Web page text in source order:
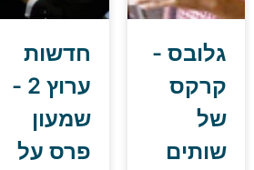
-
חדשות
ערוץ 2 -
שמעון
פרס על